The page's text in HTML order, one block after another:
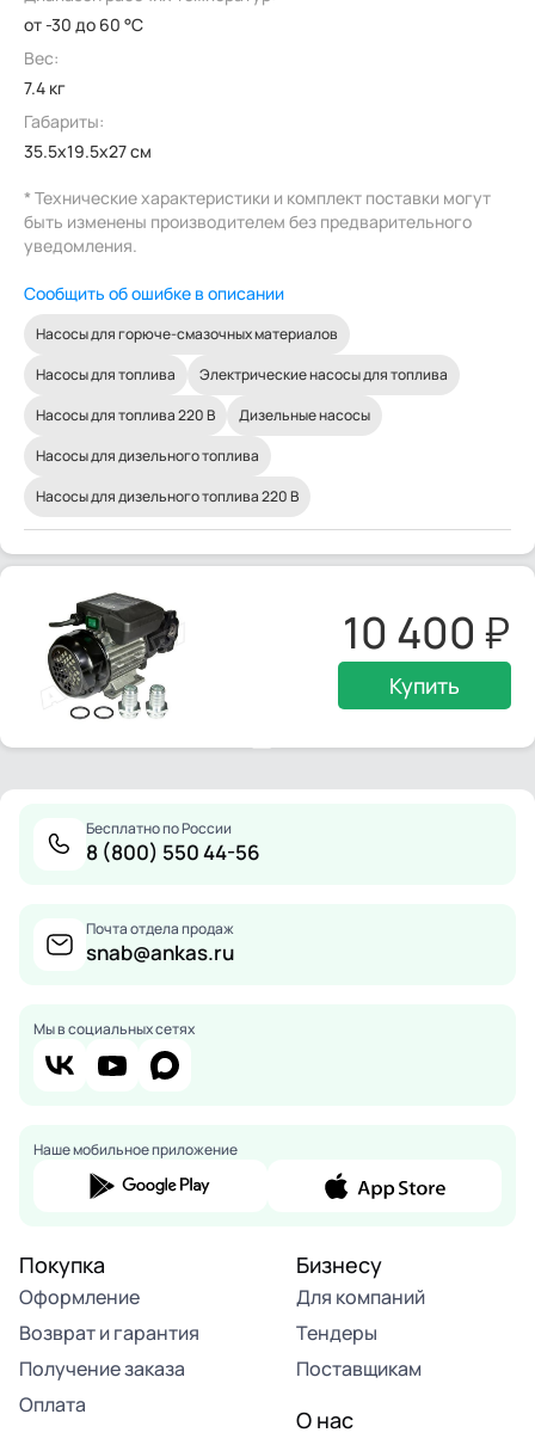
от -30 до 60 °C
Вес:
7.4 кг
Габариты:
35.5x19.5x27 см
* Технические характеристики и комплект поставки могут
быть изменены производителем без предварительного
уведомления.
Сообщить об ошибке в описании
Насосы для горюче-смазочных материалов
Насосы для топлива
Электрические насосы для топлива
Насосы для топлива 220 В
Дизельные насосы
Насосы для дизельного топлива
Насосы для дизельного топлива 220 В
10 400
Купить
Бесплатно по России
8 (800) 550 44-56
Почта отдела продаж
snab@ankas.ru
Мы в социальных сетях
Наше мобильное приложение
Покупка
Оформление
Возврат и гарантия
Получение заказа
Оплата
Бизнесу
Для компаний
Тендеры
Поставщикам
О нас